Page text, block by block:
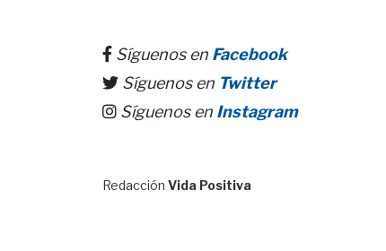
Síguenos en Facebook
Síguenos en Twitter
Síguenos en Instagram
Redacción Vida Positiva